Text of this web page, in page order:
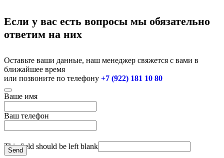
Если у вас есть вопросы мы обязательно
ответим на них
Оставьте ваши данные, наш менеджер свяжется с вами в
ближайшее время
или позвоните по телефону +7 (922) 181 10 80
Ваше имя
Ваш телефон
Send
This field should be left blank